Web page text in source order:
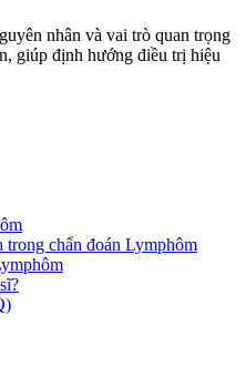
nhân và vai trò quan trọng
giúp định hướng điều trị hiệu
trong chẩn đoán Lymphôm